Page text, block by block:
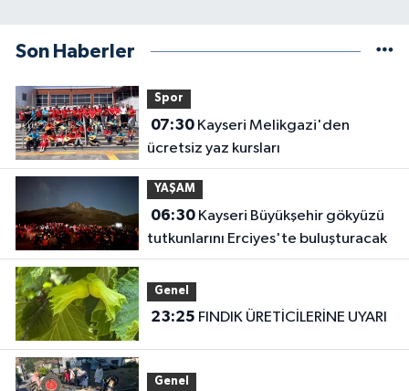
Son Haberler
Spor
07:30Kayseri Melikgazi'den
ücretsiz yaz kursları
YAŞAM
06:30Kayseri Büyükşehir gökyüzü
tutkunlarını Erciyes'te buluşturacak
Genel
23:25 FINDIK ÜRETİCİLERİNE UYARI
Genel